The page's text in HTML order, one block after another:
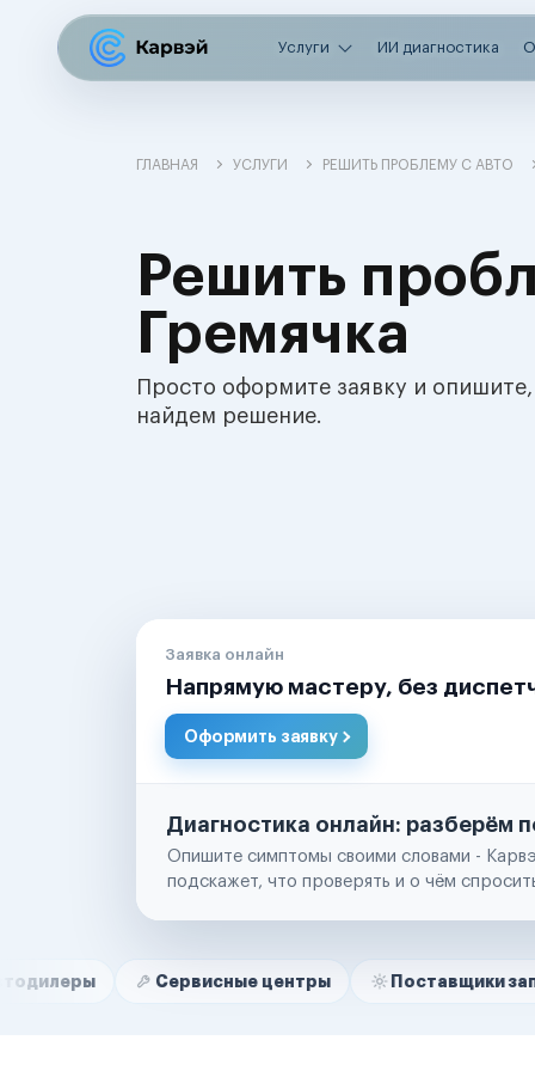
Услуги ИИ диагностика
ГЛАВНАЯ УСЛУГИ РЕШИТЬ ПРОБЛЕМУ С АВТО
Решить
Гремячка
Просто оформите заявку и
найдем решение.
Заявка онлайн
Напрямую мастеру, без
Оформить заявку
Диагностика онлайн: разберём
Опишите симптомы своими словами -
подскажет, что проверять и о чём
Нам доверяют
Сервисные центры Поставщики запчастей
Маркетплейсы